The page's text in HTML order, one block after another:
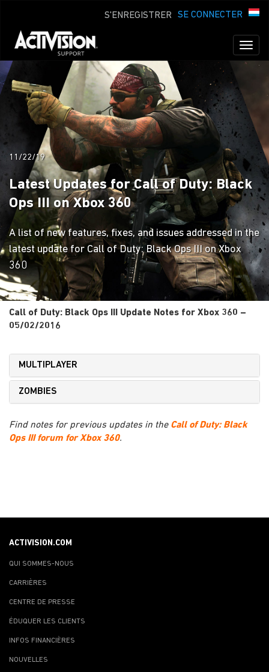
SE CONNECTER
S'ENREGISTRER
11/22/19
Latest Updates for Call of Duty: Black
Ops III on Xbox 360
A list of new features, fixes, and issues addressed in the
latest update for Call of Duty: Black Ops III on Xbox
360
Call of Duty: Black Ops III Update Notes for Xbox 360 –
05/02/2016
MULTIPLAYER
ZOMBIES
Find notes for previous updates in the Call of Duty: Black
Ops III forum for Xbox 360.
ACTIVISION.COM
QUI SOMMES-NOUS
CARRIÈRES
CENTRE DE PRESSE
ÉDUQUER LES CLIENTS
INFOS FINANCIÈRES
NOUVELLES